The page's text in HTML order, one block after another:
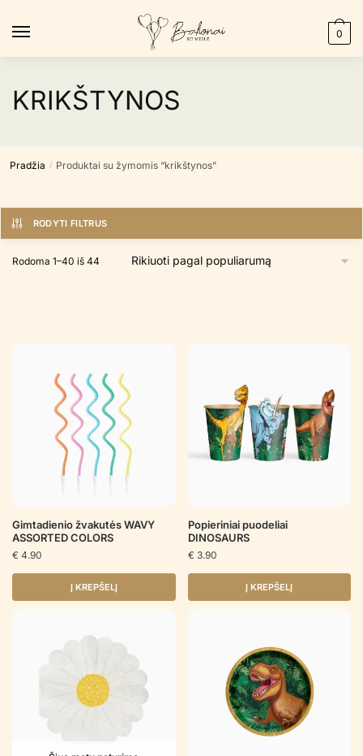
0
KRIKŠTYNOS
Pradžia / Produktai su žymomis “krikštynos”
RODYTI FILTRUS
Rodoma 1–40 iš 44 Rūšiuojama
Gimtadienio žvakutės WAVY
ASSORTED COLORS
€ 4.90
Į KREPŠELĮ
Popieriniai puodeliai
DINOSAURS
€ 3.90
Į KREPŠELĮ